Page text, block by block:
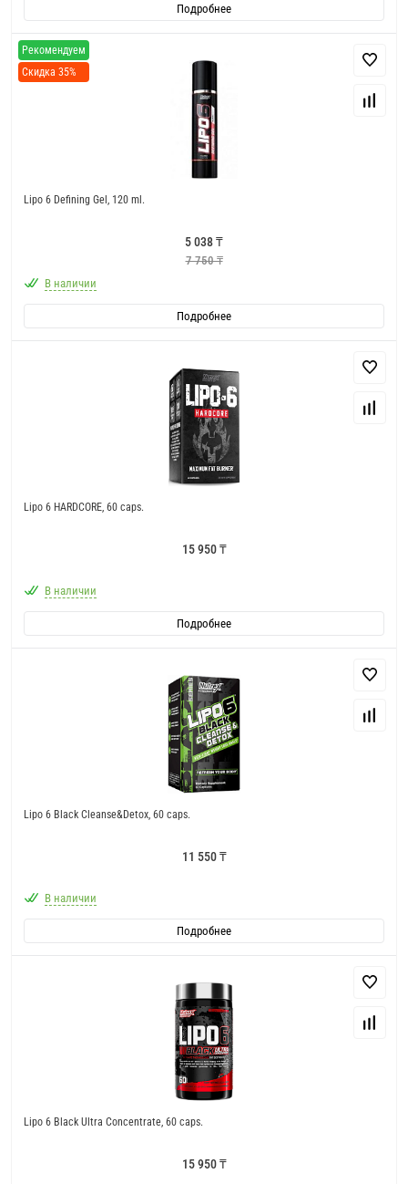
Подробнее
Рекомендуем
Скидка 35%
Lipo 6 Defining Gel, 120 ml.
5 038 ₸
7 750 ₸
В наличии
Подробнее
Lipo 6 HARDCORE, 60 caps.
15 950 ₸
В наличии
Подробнее
Lipo 6 Black Cleanse&Detox, 60 caps.
11 550 ₸
В наличии
Подробнее
Lipo 6 Black Ultra Concentrate, 60 caps.
15 950 ₸